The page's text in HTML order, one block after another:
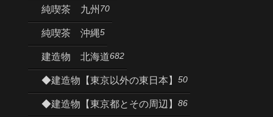
純喫茶 九州 70
純喫茶 沖縄5
建造物 北海道682
◆建造物【東京以外の東日本】 50
◆建造物【東京都とその周辺】 86